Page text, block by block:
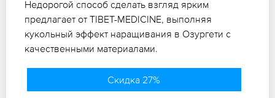
Недорогой способ сделать взгляд ярким
предлагает от TIBET-MEDICINE, выполняя
кукольный эффект наращивания в Озургети с
качественными материалами.
Скидка 27%